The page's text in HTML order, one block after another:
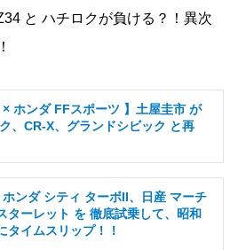
と ハチロクが負ける？！異次
× ホンダ FFスポーツ 】土屋圭市 が
、CR-X、グランドシビック と再
ンダ シティ ターボII、日産 マーチ
ターレット を 徹底試乗して、昭和
タイムスリップ！！